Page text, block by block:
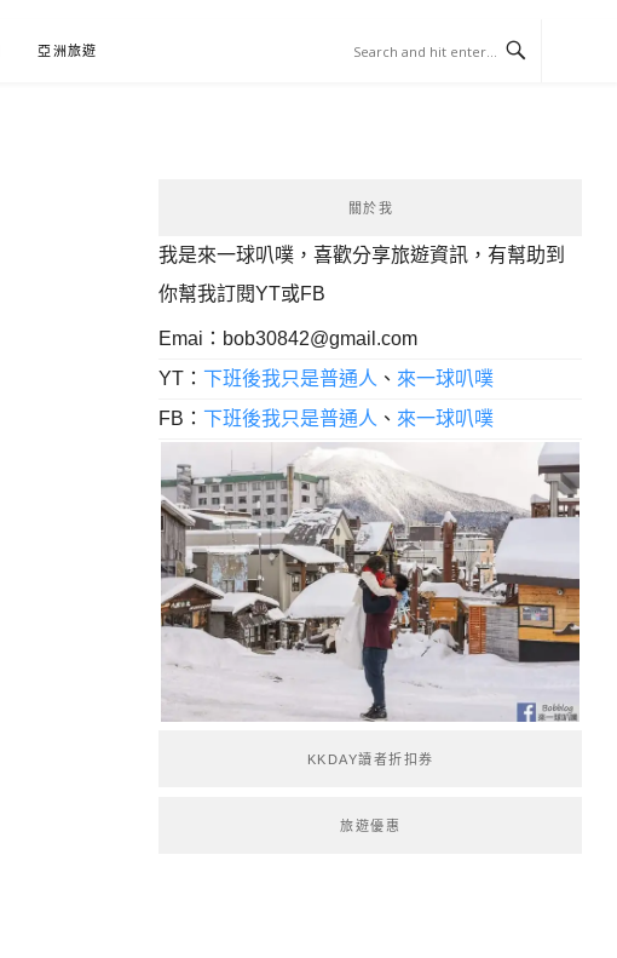
亞洲旅遊
關於我
我是來一球叭噗，喜歡分享旅遊資訊，有幫助到
你幫我訂閱YT或FB
Emai： bob30842@gmail.com
YT：下班後我只是普通人 、 來一球叭噗
FB：下班後我只是普通人 、 來一球叭噗
KKDAY讀者折扣券
旅遊優惠